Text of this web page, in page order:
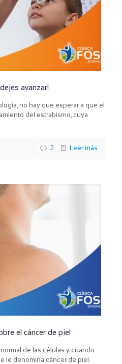
avanzar!
no hay que esperar a que el
del estrabismo, cuya
2 Leer más
el cáncer de piel
de las células y cuando
le denomina cáncer de piel.